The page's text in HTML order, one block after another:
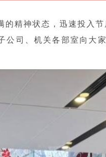
精神状态，迅速投入节
司、机关各部室向大